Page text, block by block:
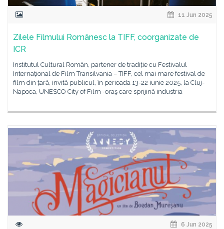
11 Jun 2025
Zilele Filmului Românesc la TIFF, coorganizate de
ICR
Institutul Cultural Român, partener de tradiție cu Festivalul
Internațional de Film Transilvania – TIFF, cel mai mare festival de
film din țară, invită publicul, în perioada 13-22 iunie 2025, la Cluj-
Napoca, UNESCO City of Film -oraş care sprijină industria
6 Jun 2025